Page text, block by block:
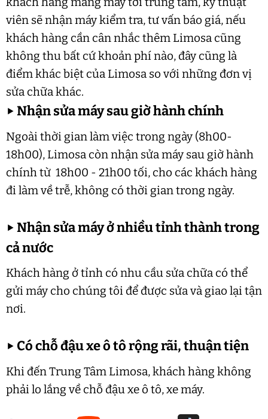
viên sẽ nhận máy kiểm tra, tư vấn báo giá, nếu
khách hàng cần cân nhắc thêm Limosa cũng
không thu bất cứ khoản phí nào, đây cũng là
điểm khác biệt của Limosa so với những đơn vị
sửa chữa khác.
▶Nhận sửa máy sau giờ hành chính
Ngoài thời gian làm việc trong ngày (8h00-
18h00), Limosa còn nhận sửa máy sau giờ hành
chính từ 18h00 - 21h00 tối, cho các khách hàng
đi làm về trễ, không có thời gian trong ngày.
▶Nhận sửa máy ở nhiều tỉnh thành trong
cả nước
Khách hàng ở tỉnh có nhu cầu sửa chữa có thể
gửi máy cho chúng tôi để được sửa và giao lại tận
nơi.
▶ Có chỗ đậu xe ô tô rộng rãi, thuận tiện
Khi đến Trung Tâm Limosa, khách hàng không
phải lo lắng về chỗ đậu xe ô tô, xe máy.